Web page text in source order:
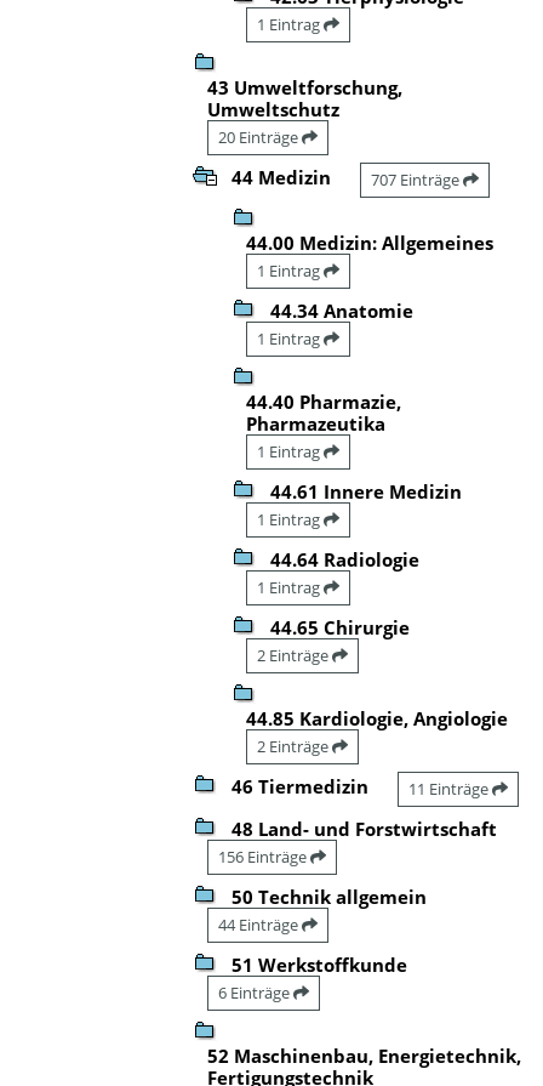
1 Eintrag
43 Umweltforschung,
Umweltschutz
20 Einträge
44 Medizin 707 Einträge
44.00 Medizin: Allgemeines
1 Eintrag
44.34 Anatomie
1 Eintrag
44.40 Pharmazie,
Pharmazeutika
1 Eintrag
44.61 Innere Medizin
1 Eintrag
44.64 Radiologie
1 Eintrag
44.65 Chirurgie
2 Einträge
44.85 Kardiologie, Angiologie
2 Einträge
46 Tiermedizin 11 Einträge
48 Land- und Forstwirtschaft
156 Einträge
50 Technik allgemein
44 Einträge
51 Werkstoffkunde
6 Einträge
52 Maschinenbau, Energietechnik,
Fertigungstechnik